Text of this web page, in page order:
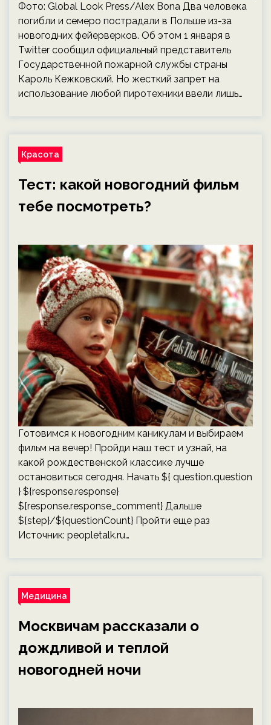
Фото: Global Look Press/Alex Bona Два человека
погибли и семеро пострадали в Польше из-за
новогодних фейерверков. Об этом 1 января в
Twitter сообщил официальный представитель
Государственной пожарной службы страны
Кароль Кежковский. Но жесткий запрет на
использование любой пиротехники ввели лишь…
Красота
Тест: какой новогодний фильм
тебе посмотреть?
Готовимся к новогодним каникулам и выбираем
фильм на вечер! Пройди наш тест и узнай, на
какой рождественской классике лучше
остановиться сегодня. Начать ${ question.question
} ${response.response}
${response.response_comment} Дальше
${step}/${questionCount} Пройти еще раз
Источник: peopletalk.ru…
Медицина
Москвичам рассказали о
дождливой и теплой
новогодней ночи